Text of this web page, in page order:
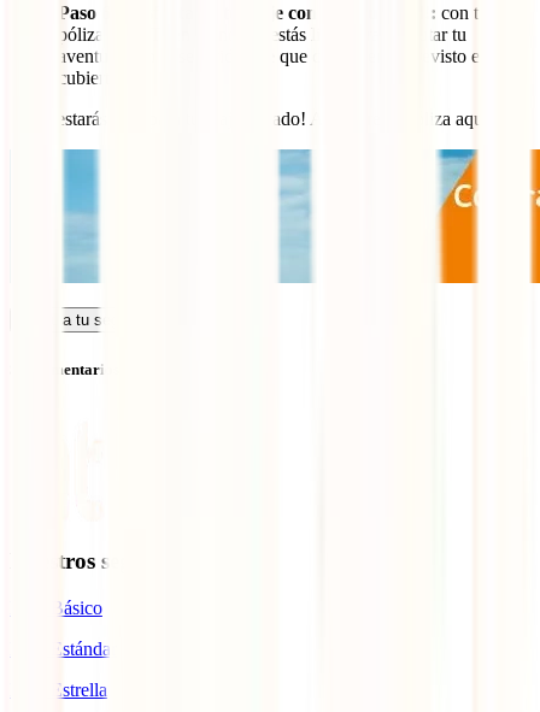
Paso 6. ¡Disfruta de tu viaje con tranquilidad!: con tu
póliza de IATI en mano, ya estás listo para disfrutar tu
aventura con la seguridad de que cualquier imprevisto estará
cubierto.
¡Y ya estarás listo para tu viaje soñado! Adquiere tu póliza aquí:
Calcula tu seguro
Sin comentarios
Nuestros seguros
IATI Básico
IATI Estándar
IATI Estrella